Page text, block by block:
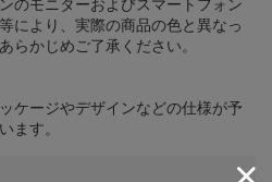
のモニターおよびスマートフォン
により、実際の商品の色と異なっ
らかじめご了承ください。
ケージやデザインなどの仕様が予
ます。